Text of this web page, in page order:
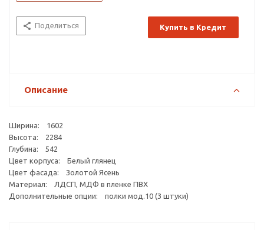
Поделиться Купить в Кредит
Описание
Ширина: 1602
Высота: 2284
Глубина: 542
Цвет корпуса: Белый глянец
Цвет фасада: Золотой Ясень
Материал: ЛДСП, МДФ в пленке ПВХ
Дополнительные опции: полки мод.10 (3 штуки)